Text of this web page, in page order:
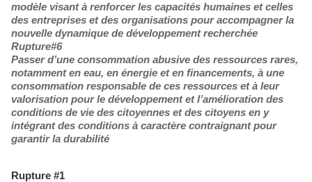
modèle visant à renforcer les capacités humaines et celles
des entreprises et des organisations pour accompagner la
nouvelle dynamique de développement recherchée
Rupture#6
Passer d’une consommation abusive des ressources rares,
notamment en eau, en énergie et en financements, à une
consommation responsable de ces ressources et à leur
valorisation pour le développement et l’amélioration des
conditions de vie des citoyennes et des citoyens en y
intégrant des conditions à caractère contraignant pour
garantir la durabilité
Rupture #1